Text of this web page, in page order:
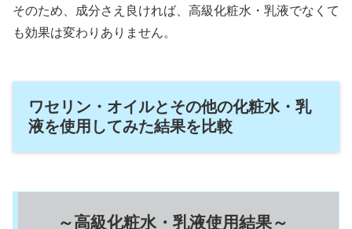
そのため、成分さえ良ければ、高級化粧水・乳液でなくて
も効果は変わりありません。
ワセリン・オイルとその他の化粧水・乳
液を使用してみた結果を比較
～高級化粧水・乳液使用結果～